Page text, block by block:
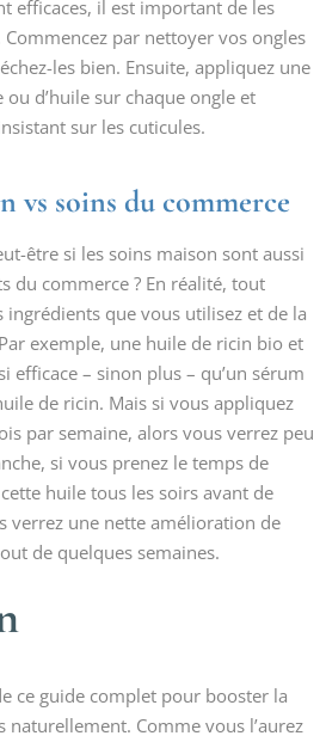
efficaces, il est important de les
par nettoyer vos ongles
les bien. Ensuite, appliquez une
d’huile sur chaque ongle et
sur les cuticules.
vs soins du commerce
être si les soins maison sont aussi
du commerce ? En réalité, tout
ingrédients que vous utilisez et de la
exemple, une huile de ricin bio et
efficace – sinon plus – qu’un sérum
de ricin. Mais si vous appliquez
par semaine, alors vous verrez peu
si vous prenez le temps de
huile tous les soirs avant de
verrez une nette amélioration de
de quelques semaines.
ce guide complet pour booster la
naturellement. Comme vous l’aurez